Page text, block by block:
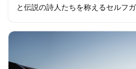
と伝説の詩人たちを称えるセルフ
な場所に掲げられた12の詩を紐解